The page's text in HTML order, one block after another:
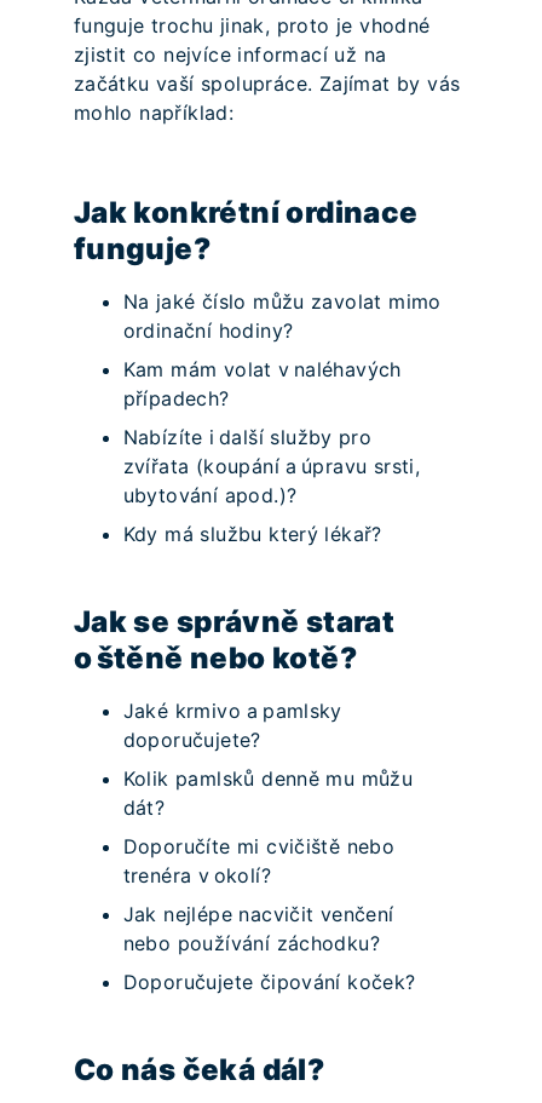
funguje trochu jinak, proto je vhodné
zjistit co nejvíce informací už na
začátku vaší spolupráce. Zajímat by vás
mohlo například:
Jak konkrétní ordinace
funguje?
Na jaké číslo můžu zavolat mimo
ordinační hodiny?
Kam mám volat v naléhavých
případech?
Nabízíte i další služby pro
zvířata (koupání a úpravu srsti,
ubytování apod.)?
Kdy má službu který lékař?
Jak se správně starat
o štěně nebo kotě?
Jaké krmivo a pamlsky
doporučujete?
Kolik pamlsků denně mu můžu
dát?
Doporučíte mi cvičiště nebo
trenéra v okolí?
Jak nejlépe nacvičit venčení
nebo používání záchodku?
Doporučujete čipování koček?
Co nás čeká dál?